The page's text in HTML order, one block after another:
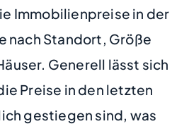
Immobilienpreise in der
nach Standort, Größe
Generell lässt sich
Preise in den letzten
gestiegen sind, was